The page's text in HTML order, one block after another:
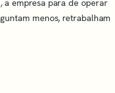
a empresa para de operar
menos, retrabalham